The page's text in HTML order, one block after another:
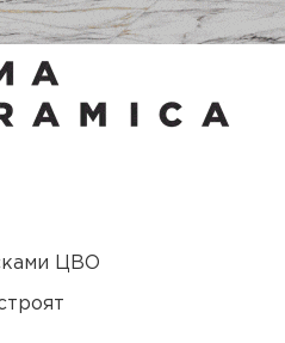
ЦВО